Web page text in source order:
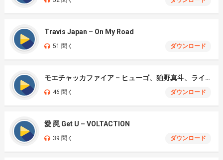
Travis Japan – On My Road
51 聞く ダウンロード
モエチャッカファイア – ヒューゴ、狛野真斗、ライト、セヴェリアン (Cover )
46 聞く ダウンロード
愛 罠 Get U – VOLTACTION
39 聞く ダウンロード